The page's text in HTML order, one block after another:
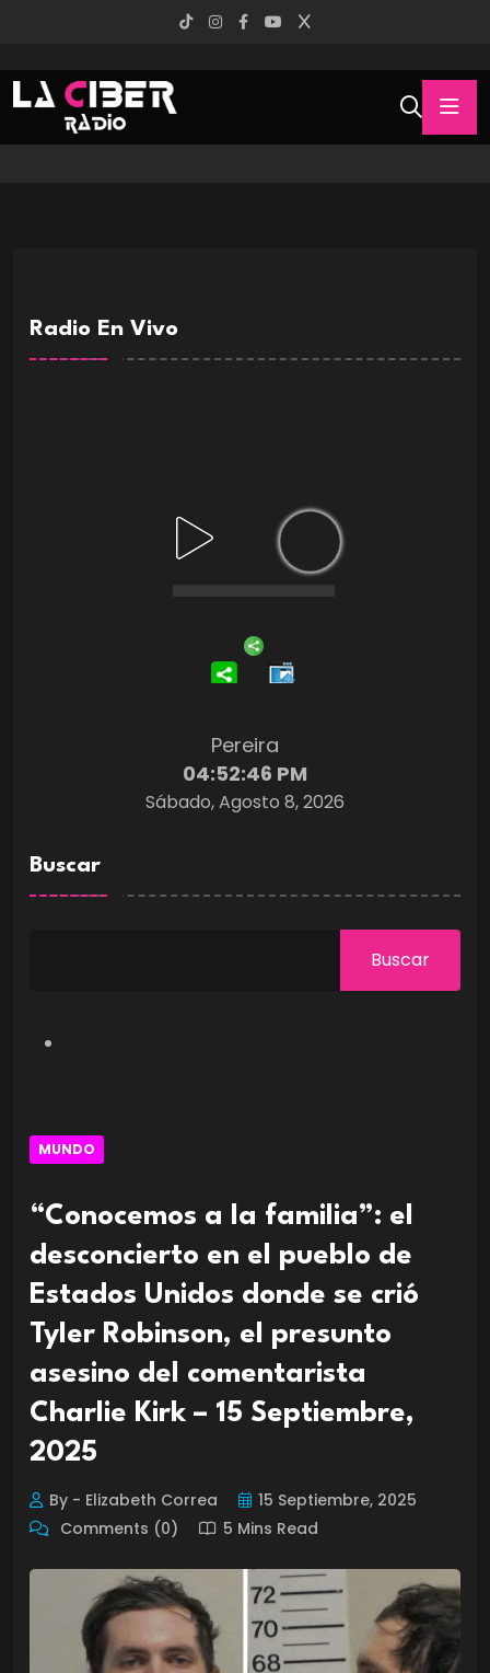
MUNDO
“Conocemos a la familia”: el
desconcierto en el pueblo de
Estados Unidos donde se crió
Tyler Robinson, el presunto
asesino del comentarista
Charlie Kirk – 15 Septiembre,
2025
By - Elizabeth Correa
15 Septiembre, 2025
Comments (0)
5 Mins Read
Radio En Vivo
Pereira
04:52:47 PM
Sábado, Agosto 8, 2026
Buscar
Buscar